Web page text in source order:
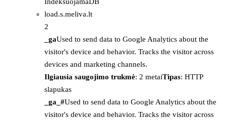
load.s.meliva.lt
2
_gaUsed to send data to Google Analytics about the
visitor's device and behavior. Tracks the visitor across
devices and marketing channels.
Ilgiausia saugojimo trukmė: 2 metaiTipas: HTTP
slapukas
_ga_#Used to send data to Google Analytics about the
visitor's device and behavior. Tracks the visitor across